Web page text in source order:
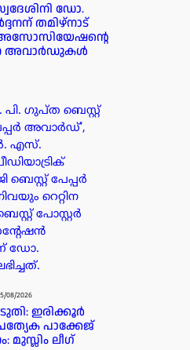
ഡോ.
തമിഴ്‌നാട്
അവാർഡുകൾ
ഗുപ്ത ബെസ്റ്റ്
അവാർഡ്’,
എസ്.
പേപ്പർ
റെറ്റിന
പോസ്റ്റർ
ഡോ.
08/2026
ഇരിക്കൂർ
പാക്കേജ്
ലീഗ്